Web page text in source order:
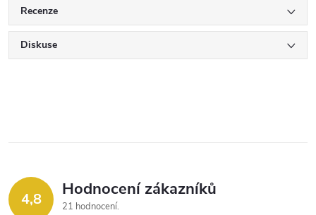
Recenze
Diskuse
4,8 Hodnocení zákazníků
21 hodnocení